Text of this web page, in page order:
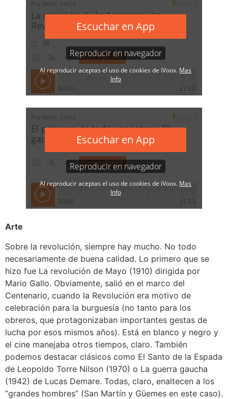
Arte
Sobre la revolución, siempre hay mucho. No todo
necesariamente de buena calidad. Lo primero que se
hizo fue La revolución de Mayo (1910) dirigida por
Mario Gallo. Obviamente, salió en el marco del
Centenario, cuando la Revolución era motivo de
celebración para la burguesía (no tanto para los
obreros, que protagonizaban importantes gestas de
lucha por esos mismos años). Está en blanco y negro y
el cine manejaba otros tiempos, claro. También
podemos destacar clásicos como El Santo de la Espada
de Leopoldo Torre Nilson (1970) o La guerra gaucha
(1942) de Lucas Demare. Todas, claro, enaltecen a los
“grandes hombres” (San Martín y Güemes en este caso).